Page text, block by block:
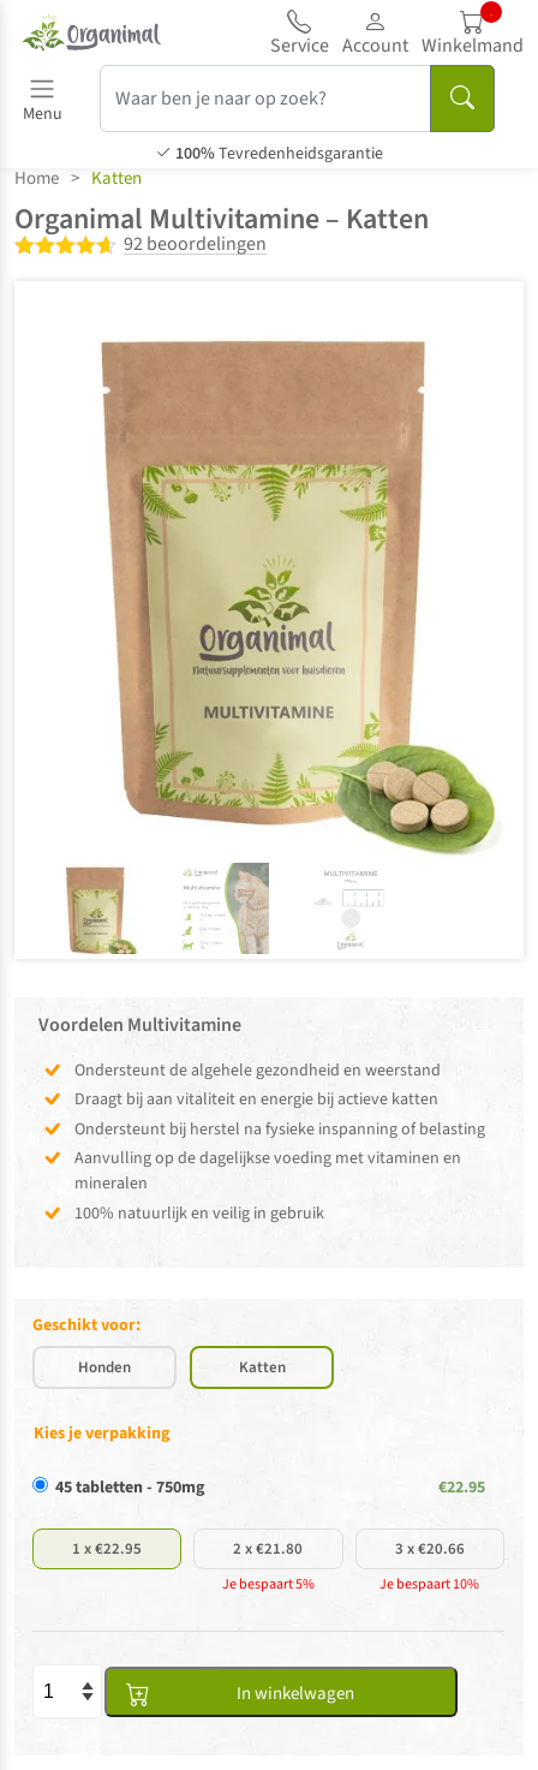
Service Account
...
Winkelmand
Menu
100%Tevredenheidsgarantie
Home > Katten
Organimal Multivitamine – Katten
92 beoordelingen
Voordelen Multivitamine
Ondersteunt de algehele gezondheid en weerstand
Draagt bij aan vitaliteit en energie bij actieve katten
Ondersteunt bij herstel na fysieke inspanning of belasting
Aanvulling op de dagelijkse voeding met vitaminen en
mineralen
100% natuurlijk en veilig in gebruik
Geschikt voor:
Honden Katten
Kies je verpakking
45 tabletten - 750mg €22.95
1 x €22.95 2 x €21.80
Je bespaart 5%
3 x €20.66
Je bespaart 10%
In winkelwagen